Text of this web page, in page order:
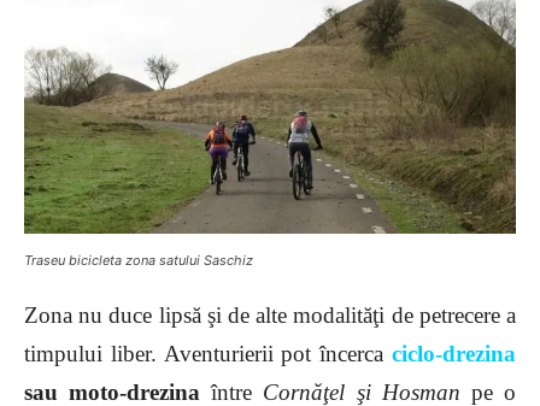
Traseu bicicleta zona satului Saschiz
Zona nu duce lipsă şi de alte modalităţi de petrecere a
timpului liber. Aventurierii pot încerca ciclo-drezina
sau moto-drezina între Cornăţel şi Hosman pe o